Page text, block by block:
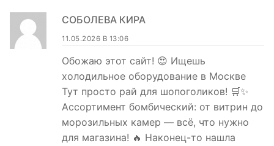
СОБОЛЕВА КИРА
11.05.2026 В 13:06
Обожаю этот сайт! 😍 Ищешь
холодильное оборудование в Москве
Тут просто рай для шопоголиков! 🛒✨
Ассортимент бомбический: от витрин до
морозильных камер — всё, что нужно
для магазина! 🔥 Наконец-то нашла